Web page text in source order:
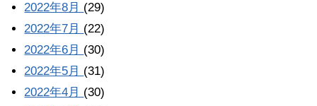
2022年8月 (29)
2022年7月 (22)
2022年6月 (30)
2022年5月 (31)
2022年4月 (30)